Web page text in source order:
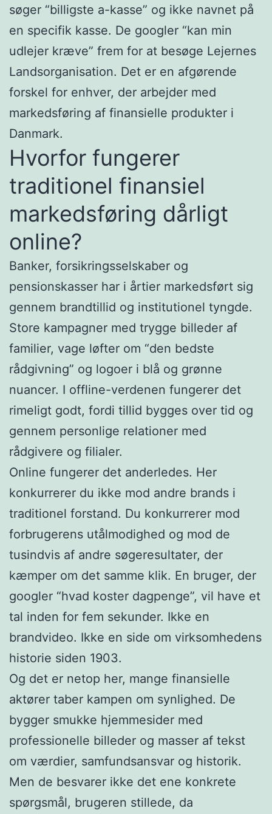
søger “billigste a-kasse” og ikke navnet på
en specifik kasse. De googler “kan min
udlejer kræve” frem for at besøge Lejernes
Landsorganisation. Det er en afgørende
forskel for enhver, der arbejder med
markedsføring af finansielle produkter i
Danmark.
Hvorfor fungerer
traditionel finansiel
markedsføring dårligt
online?
Banker, forsikringsselskaber og
pensionskasser har i årtier markedsført sig
gennem brandtillid og institutionel tyngde.
Store kampagner med trygge billeder af
familier, vage løfter om “den bedste
rådgivning” og logoer i blå og grønne
nuancer. I offline-verdenen fungerer det
rimeligt godt, fordi tillid bygges over tid og
gennem personlige relationer med
rådgivere og filialer.
Online fungerer det anderledes. Her
konkurrerer du ikke mod andre brands i
traditionel forstand. Du konkurrerer mod
forbrugerens utålmodighed og mod de
tusindvis af andre søgeresultater, der
kæmper om det samme klik. En bruger, der
googler “hvad koster dagpenge”, vil have et
tal inden for fem sekunder. Ikke en
brandvideo. Ikke en side om virksomhedens
historie siden 1903.
Og det er netop her, mange finansielle
aktører taber kampen om synlighed. De
bygger smukke hjemmesider med
professionelle billeder og masser af tekst
om værdier, samfundsansvar og historik.
Men de besvarer ikke det ene konkrete
spørgsmål, brugeren stillede, da